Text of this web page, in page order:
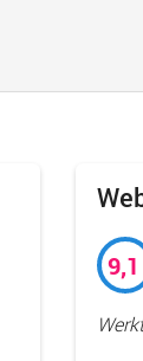
9,1